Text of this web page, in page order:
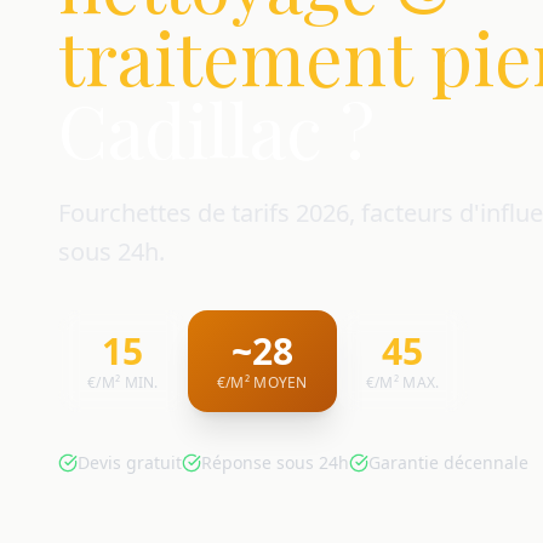
traitement
15
€/M² MIN.
~28
€/M² MOYEN
45
€/M² MAX.
Devis gratuit Réponse sous 24h Garantie décennale